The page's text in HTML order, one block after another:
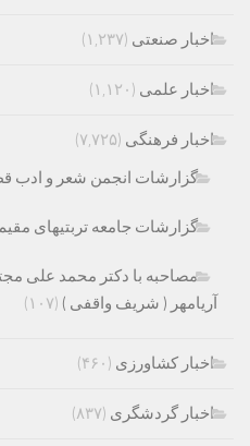
اخبار صنعتی (۱,۲۳۷)
اخبار علمی (۱,۱۲۰)
اخبار فرهنگی (۷,۷۲۵)
گزارشات انجمن شعر و ادب
گزارشات جامعه تربتیهای
مصاحبه با دکتر محمد علی
آریامهر ( شریف واقفی ) (۱۰۷)
اخبار کشاورزی (۴۶۰)
اخبار گردشگری (۸۳۷)